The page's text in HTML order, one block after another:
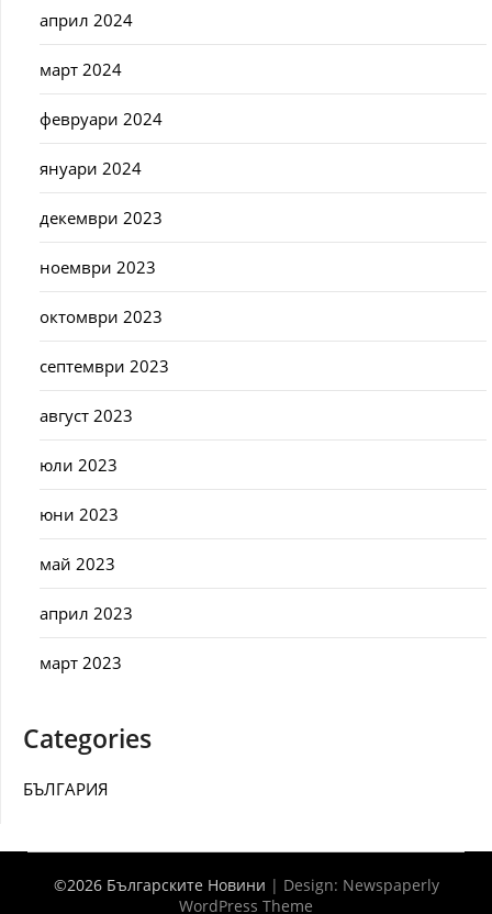
април 2024
март 2024
февруари 2024
януари 2024
декември 2023
ноември 2023
октомври 2023
септември 2023
август 2023
юли 2023
юни 2023
май 2023
април 2023
март 2023
Categories
БЪЛГАРИЯ
©2026 Българските Новини | Design: Newspaperly
WordPress Theme